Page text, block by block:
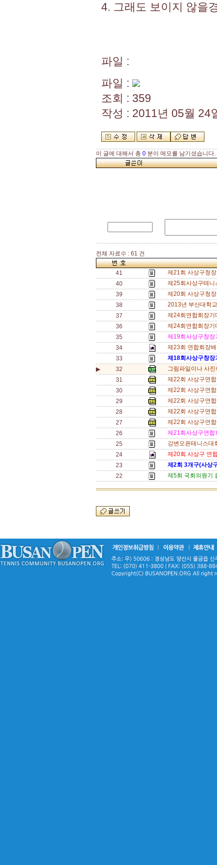
4. 그래도 보이지 않을
파일 :
파일 :
조회 : 359
작성 : 2011년 05월 24
이 글에 대해서 총 0 분이 메모를 남기셨습니다.
전체 자료수 : 61 건
41
제21회 사상구청
40
제25회사상구테
39
제20회 사상구청
38
2013년 부산대학
37
제24회연합회장
36
제24회연합회장
35
제19회사상구창
34
제23회 연합회장
33
제18회사상구창
▶
32
그림파일이나 사
31
제22회 사상구연
30
제22회 사상구연
29
제22회 사상구연
28
제22회 사상구연
27
제22회 사상구연
26
제21회사상구연
25
강변오픈테니스
24
제20회 사상구 연
23
제2회 3개구(사상
22
제5회 국회의원기